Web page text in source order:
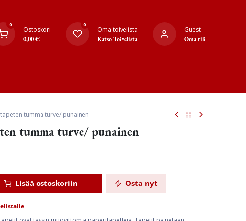
0
Ostoskori
0,00€
0
Oma toivelista
Katso Toivelista
Guest
Oma tili
tumma turve/ punainen
tumma turve/ punainen
Lisää ostoskoriin Osta nyt